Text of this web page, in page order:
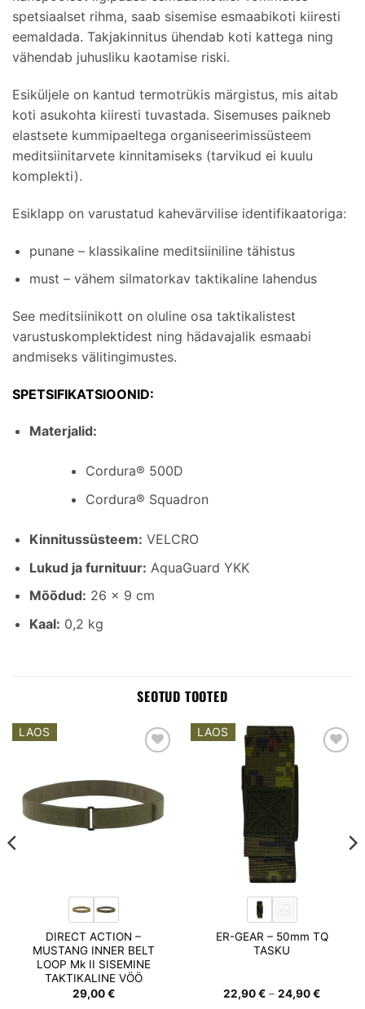
spetsiaalset rihma, saab sisemise esmaabikoti kiiresti
eemaldada. Takjakinnitus ühendab koti kattega ning
vähendab juhusliku kaotamise riski.
Esiküljele on kantud termotrükis märgistus, mis aitab
koti asukohta kiiresti tuvastada. Sisemuses paikneb
elastsete kummipaeltega organiseerimissüsteem
meditsiinitarvete kinnitamiseks (tarvikud ei kuulu
komplekti).
Esiklapp on varustatud kahevärvilise identifikaatoriga:
punane – klassikaline meditsiiniline tähistus
must – vähem silmatorkav taktikaline lahendus
See meditsiinikott on oluline osa taktikalistest
varustuskomplektidest ning hädavajalik esmaabi
andmiseks välitingimustes.
SPETSIFIKATSIOONID:
Materjalid:
Cordura® 500D
Cordura® Squadron
Kinnitussüsteem: VELCRO
Lukud ja furnituur: AquaGuard YKK
Mõõdud: 26 × 9 cm
Kaal: 0,2 kg
SEOTUD TOOTED
LAOS
DIRECT ACTION –
MUSTANG INNER BELT
LOOP Mk II SISEMINE
TAKTIKALINE VÖÖ
29,00€
LAOS
ER-GEAR – 50mm TQ
TASKU
22,90€ – 24,90€